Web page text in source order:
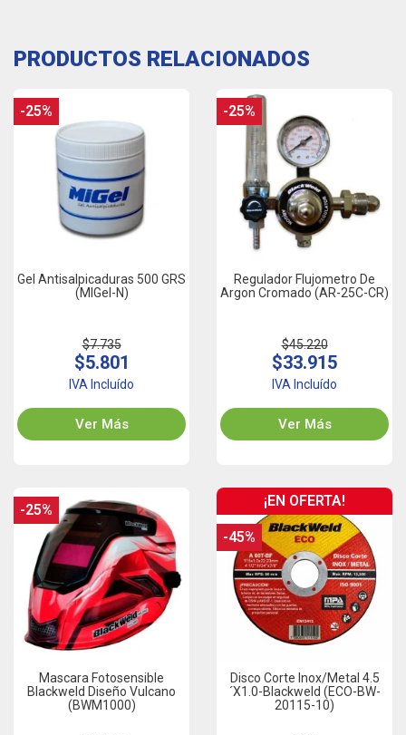
PRODUCTOS RELACIONADOS
Gel Antisalpicaduras 500 GRS
(MIGel-N)
$7.735
$5.801
IVA Incluído
Ver Más
-25%
Regulador Flujometro De
Argon Cromado (AR-25C-CR)
$45.220
$33.915
IVA Incluído
Ver Más
-25%
Mascara Fotosensible
Blackweld Diseño Vulcano
(BWM1000)
-25%
Disco Corte Inox/Metal 4.5
´x1.0-Blackweld (ECO-BW-
20115-10)
¡EN OFERTA!
-45%